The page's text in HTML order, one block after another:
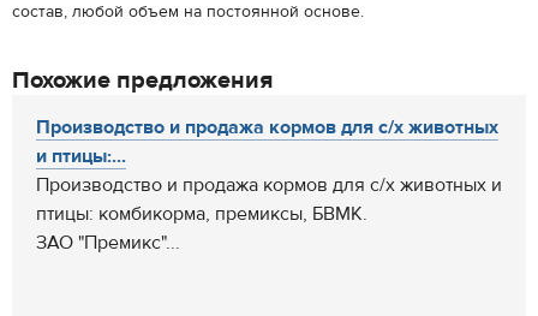
состав, любой объем на постоянной основе.
Похожие предложения
Производство и продажа кормов для с/х животных
и птицы:...
Производство и продажа кормов для с/х животных и
птицы: комбикорма, премиксы, БВМК.
ЗАО "Премикс"...